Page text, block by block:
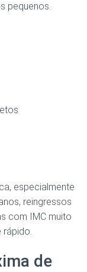
pequenos.
especialmente
reingressos
com IMC muito
rápido.
de